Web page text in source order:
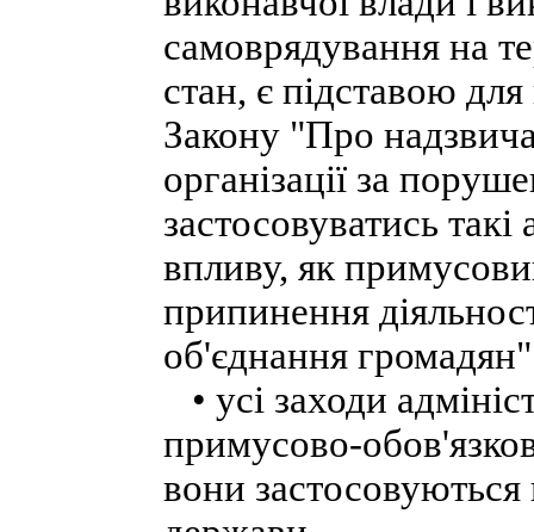
самоврядування на
стан, є підставою
Закону "Про
організації за
застосовуватись
впливу, як
припинення
об'єднання
• усі заходи
примусово-
вони застосовуються